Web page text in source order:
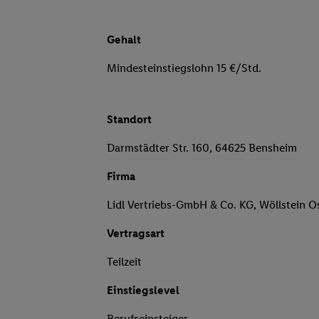
Gehalt
Mindesteinstiegslohn 15 €/Std.
Standort
Darmstädter Str. 160, 64625 Bensheim
Firma
Lidl Vertriebs-GmbH & Co. KG, Wöllstein
Vertragsart
Teilzeit
Einstiegslevel